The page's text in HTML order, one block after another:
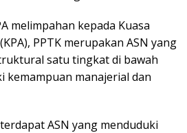
melimpahan kepada Kuasa
PPTK merupakan ASN yang
satu tingkat di bawah
kemampuan manajerial dan
ASN yang menduduki